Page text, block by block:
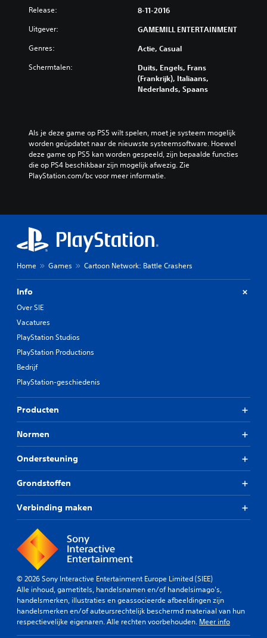
Release: 8-11-2016
Uitgever: GAMEMILL ENTERTAINMENT
Genres: Actie, Casual
Schermtalen:
Duits, Engels, Frans
(Frankrijk), Italiaans,
Nederlands, Spaans
Als je deze game op PS5 wilt spelen, moet je systeem mogelijk
worden geüpdatet naar de nieuwste systeemsoftware. Hoewel
deze game op PS5 kan worden gespeeld, zijn bepaalde functies
die op PS4 beschikbaar zijn mogelijk afwezig. Zie
PlayStation.com/bc voor meer informatie.
Home Games Cartoon Network: Battle Crashers
Info
Over SIE
Vacatures
PlayStation Studios
PlayStation Productions
Bedrijf
PlayStation-geschiedenis
Producten
Normen
Ondersteuning
Grondstoffen
Verbinding maken
© 2026 Sony Interactive Entertainment Europe Limited (SIEE)
Alle inhoud, gametitels, handelsnamen en/of handelsimago's,
handelsmerken, illustraties en geassocieerde afbeeldingen zijn
handelsmerken en/of auteursrechtelijk beschermd materiaal van hun
respectievelijke eigenaren. Alle rechten voorbehouden. Meer info